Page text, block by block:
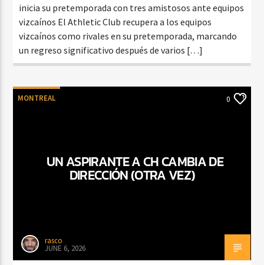
inicia su pretemporada con tres amistosos ante equipos
vizcaínos El Athletic Club recupera a los equipos
vizcaínos como rivales en su pretemporada, marcando
un regreso significativo después de varios […]
MONTREAL 0
UN ASPIRANTE A CH CAMBIA DE
DIRECCIÓN (OTRA VEZ)
rasco
JUNE 6, 2026